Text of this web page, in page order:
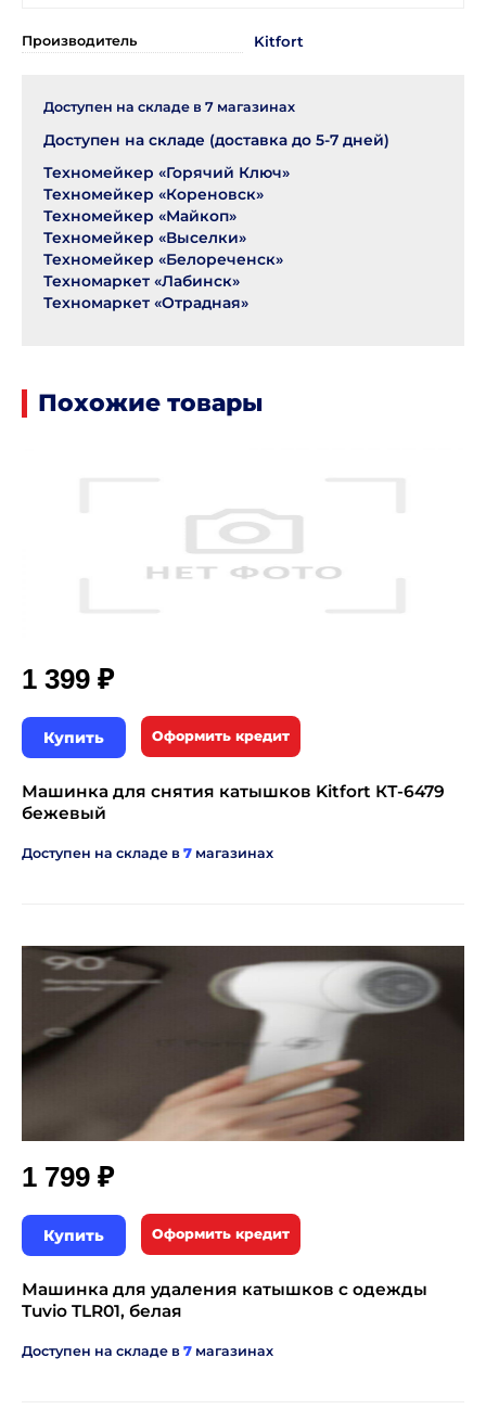
Производитель Kitfort
Доступен на складе в 7 магазинах
Доступен на складе (доставка до 5-7 дней)
Техномейкер «Горячий Ключ»
Техномейкер «Кореновск»
Техномейкер «Майкоп»
Техномейкер «Выселки»
Техномейкер «Белореченск»
Техномаркет «Лабинск»
Техномаркет «Отрадная»
Похожие товары
1 399 ₽
Купить Оформить кредит
Машинка для снятия катышков Kitfort КТ-6479
бежевый
Доступен на складе в 7 магазинах
1 799 ₽
Купить Оформить кредит
Машинка для удаления катышков с одежды
Tuvio TLR01, белая
Доступен на складе в 7 магазинах